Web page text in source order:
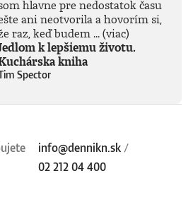
hlavne pre nedostatok času
ani neotvorila a hovorím si,
raz, keď budem ...(viac)
k lepšiemu životu.
kniha
Spector
info@dennikn.sk /
02 212 04 400